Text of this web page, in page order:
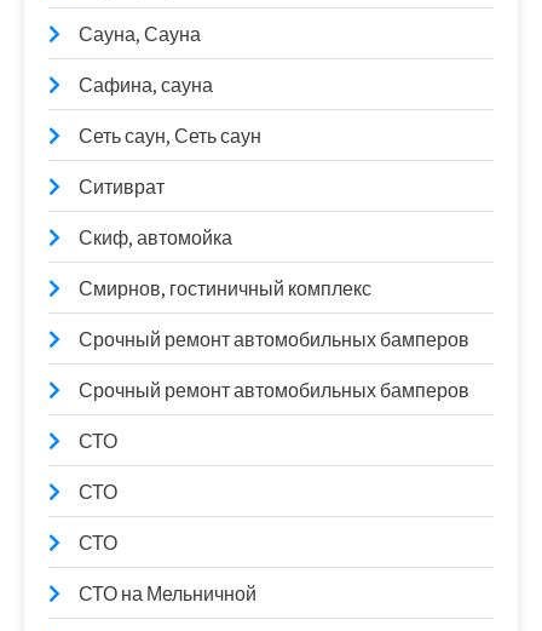
Сауна, Сауна
Сафина, сауна
Сеть саун, Сеть саун
Ситиврат
Скиф, автомойка
Смирнов, гостиничный комплекс
Срочный ремонт автомобильных бамперов
Срочный ремонт автомобильных бамперов
СТО
СТО
СТО
СТО на Мельничной